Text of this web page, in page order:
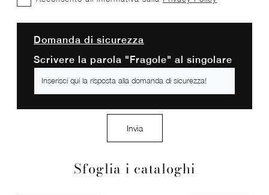
Sfoglia i cataloghi
Domanda di sicurezza
Scrivere la parola "Fragole" al singolare
Invia